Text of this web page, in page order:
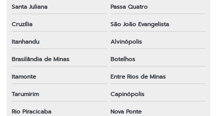
Santa Juliana
Passa Quatro
Cruzília
São João Evangelista
Itanhandu
Alvinópolis
Brasilândia de Minas
Botelhos
Itamonte
Entre Rios de Minas
Tarumirim
Capinópolis
Rio Piracicaba
Nova Ponte